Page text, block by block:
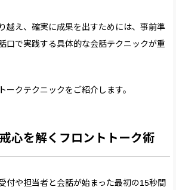
越え、確実に成果を出すためには、事前準
口で実践する具体的な会話テクニックが重
ークテクニックをご紹介します。
心を解くフロントトーク術
付や担当者と会話が始まった最初の15秒間